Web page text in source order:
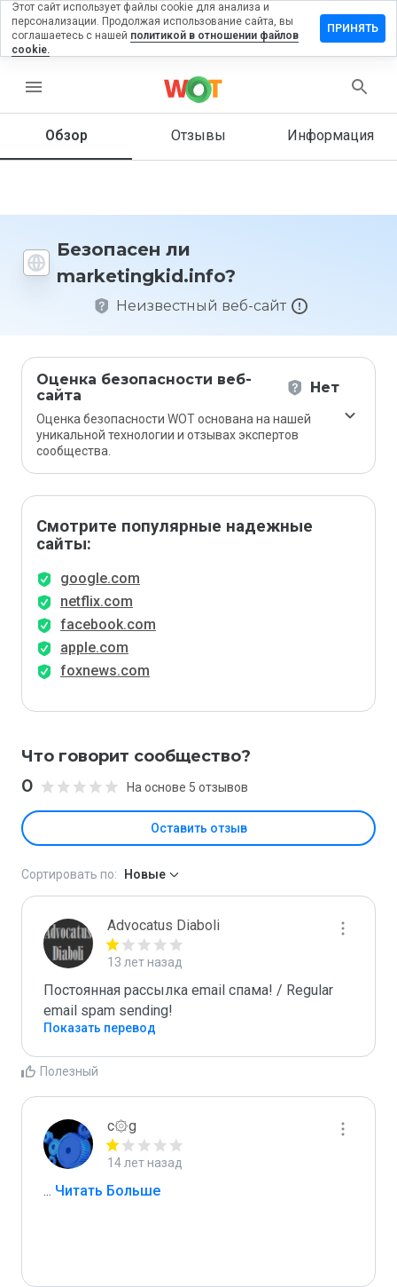
menu
Обзор Отзывы Информация
Безопасен ли
marketingkid.info?
Неизвестный веб-сайт
Оценка безопасности веб-
сайта
Нет
Оценка безопасности WOT основана на нашей
уникальной технологии и отзывах экспертов
сообщества.
Смотрите популярные надежные
сайты:
google.com
netflix.com
facebook.com
apple.com
foxnews.com
Что говорит сообщество?
0 На основе 5 отзывов
Оставить отзыв
отзыв
Как бы
этот
1 до 5?
Сортировать по: Новые
Advocatus Diaboli
13 лет назад
Постоянная рассылка email спама! / Regular
email spam sending!
Показать перевод
Полезный
c۞g
14 лет назад
... Читать Больше
Этот сайт использует файлы cookie для анализа и
персонализации. Продолжая использование сайта, вы
соглашаетесь с нашей политикой в отношении файлов
cookie.
ПРИНЯТЬ